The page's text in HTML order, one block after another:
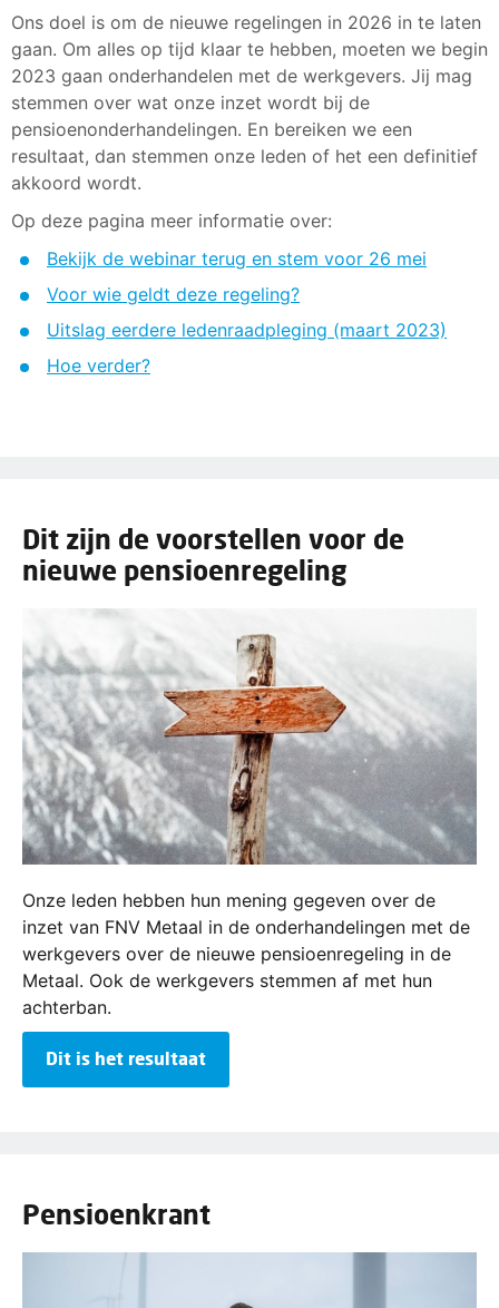
Ons doel is om de nieuwe regelingen in 2026 in te laten
gaan. Om alles op tijd klaar te hebben, moeten we begin
2023 gaan onderhandelen met de werkgevers. Jij mag
stemmen over wat onze inzet wordt bij de
pensioenonderhandelingen. En bereiken we een
resultaat, dan stemmen onze leden of het een definitief
akkoord wordt.
Op deze pagina meer informatie over:
Bekijk de webinar terug en stem voor 26 mei
Voor wie geldt deze regeling?
Uitslag eerdere ledenraadpleging (maart 2023)
Hoe verder?
Dit zijn de voorstellen voor de
nieuwe pensioenregeling
Onze leden hebben hun mening gegeven over de
inzet van FNV Metaal in de onderhandelingen met de
werkgevers over de nieuwe pensioenregeling in de
Metaal. Ook de werkgevers stemmen af met hun
achterban.
Dit is het resultaat
Pensioenkrant